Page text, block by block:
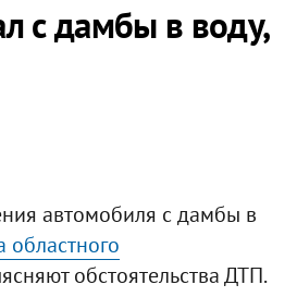
с дамбы в воду,
автомобиля с дамбы в
областного
обстоятельства ДТП.